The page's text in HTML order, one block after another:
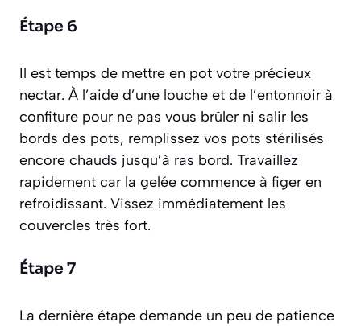
Étape 6
Il est temps de mettre en pot votre précieux
nectar. À l’aide d’une louche et de l’entonnoir à
confiture pour ne pas vous brûler ni salir les
bords des pots, remplissez vos pots stérilisés
encore chauds jusqu’à ras bord. Travaillez
rapidement car la gelée commence à figer en
refroidissant. Vissez immédiatement les
couvercles très fort.
Étape 7
La dernière étape demande un peu de patience